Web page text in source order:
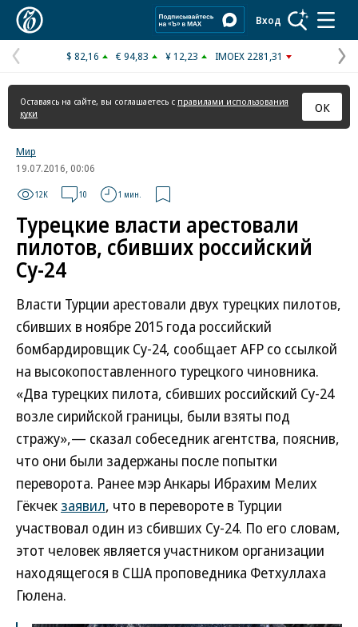
Вход
Предыдущая
страница
$ 82,16 € 94,83 ¥ 12,23 IMOEX 2281,31
Оставаясь на сайте, вы соглашаетесь с правилами использования
куки
ОК
Мир
19.07.2016, 00:06
12K 10 1 мин.
Турецкие власти арестовали
пилотов, сбивших российский
Су-24
Власти Турции арестовали двух турецких пилотов,
сбивших в ноябре 2015 года российский
бомбардировщик Су-24, сообщает AFP со ссылкой
на высокопоставленного турецкого чиновника.
«Два турецких пилота, сбивших российский Су-24
возле сирийской границы, были взяты под
стражу»,— сказал собеседник агентства, пояснив,
что они были задержаны после попытки
переворота. Ранее мэр Анкары Ибрахим Мелих
Гёкчек заявил, что в перевороте в Турции
участвовал один из сбивших Су-24. По его словам,
этот человек является участником организации
находящегося в США проповедника Фетхуллаха
Гюлена.